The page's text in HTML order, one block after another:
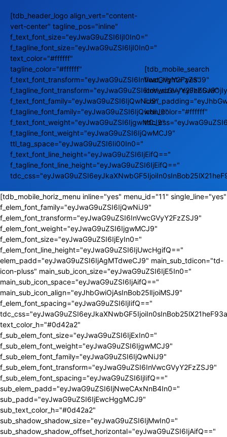
[tdb_header_logo align_vert="content-
vert-center" tagline_pos="inline"
f_text_font_size="eyJwaG9uZSI6IjI0In0="
f_tagline_font_size="eyJwaG9uZSI6IjI0In0="
text_color="#ffffff"
tagline_color="#ffffff"
f_text_font_transform="eyJwaG9uZSI6InVwcGVyY2FzZSJ9"
f_tagline_font_transform="eyJwaG9uZSI6InVwcGVyY2FzZSJ9"
f_text_font_family="eyJwaG9uZSI6IjQwNiJ9"
f_tagline_font_family="eyJwaG9uZSI6IjQwNiJ9"
f_text_font_weight="eyJwaG9uZSI6IjgwMCJ9"
f_tagline_font_weight="eyJwaG9uZSI6IjQwMCJ9"
ttl_tag_space="eyJwaG9uZSI6Ii00In0="
f_text_font_line_height="eyJwaG9uZSI6IjEifQ=="
f_tagline_font_line_height="eyJwaG9uZSI6IjEifQ=="
[tdb_mobile_search
float_right="yes"
icon_color="#ffffff"
[tdb_mobile_horiz_menu inline="yes" menu_id="11" single_line="yes"
f_elem_font_family="eyJwaG9uZSI6IjQwNiJ9"
f_elem_font_transform="eyJwaG9uZSI6InVwcGVyY2FzZSJ9"
f_elem_font_weight="eyJwaG9uZSI6IjgwMCJ9"
f_elem_font_size="eyJwaG9uZSI6IjEyIn0="
f_elem_font_line_height="eyJwaG9uZSI6IjUwcHgifQ=="
elem_padd="eyJwaG9uZSI6IjAgMTdweCJ9" main_sub_tdicon="td-
icon-pluss" main_sub_icon_size="eyJwaG9uZSI6IjE5In0="
main_sub_icon_space="eyJwaG9uZSI6IjAifQ=="
main_sub_icon_align="eyJhbGwiOjAsInBob25lIjoiMSJ9"
f_elem_font_spacing="eyJwaG9uZSI6IjIifQ=="
text_color_h="#0d42a2"
f_sub_elem_font_size="eyJwaG9uZSI6IjExIn0="
f_sub_elem_font_weight="eyJwaG9uZSI6IjgwMCJ9"
f_sub_elem_font_family="eyJwaG9uZSI6IjQwNiJ9"
f_sub_elem_font_transform="eyJwaG9uZSI6InVwcGVyY2FzZSJ9"
f_sub_elem_font_spacing="eyJwaG9uZSI6IjIifQ=="
sub_elem_padd="eyJwaG9uZSI6IjNweCAxNnB4In0="
sub_padd="eyJwaG9uZSI6IjEwcHggMCJ9"
sub_text_color_h="#0d42a2"
sub_shadow_shadow_size="eyJwaG9uZSI6IjMwIn0="
sub_shadow_shadow_offset_horizontal="eyJwaG9uZSI6IjAifQ=="